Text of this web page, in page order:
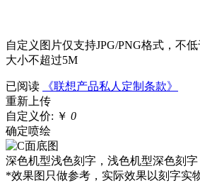
自定义图片仅支持JPG/PNG格式，不
大小不超过5M
已阅读
《联想产品私人定制条款》
重新上传
自定义价: ￥ 0
确定喷绘
深色机型浅色刻字，浅色机型深色刻字
*效果图只做参考，实际效果以刻字实